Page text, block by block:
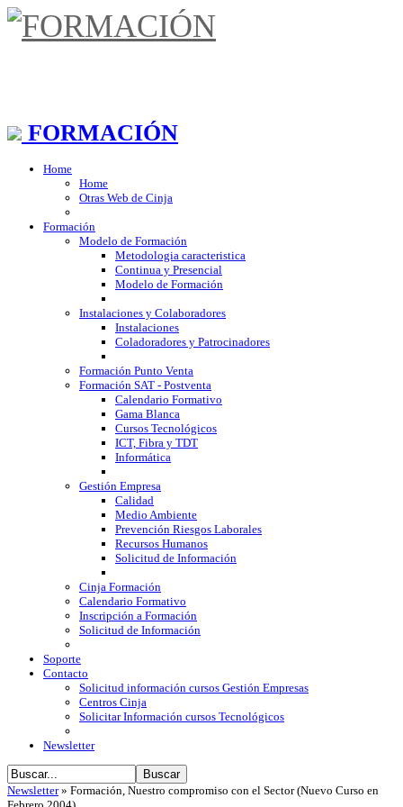
FORMACIÓN
Home
Home
Otras Web de Cinja
Formación
Modelo de Formación
Metodologia caracteristica
Continua y Presencial
Modelo de Formación
Instalaciones y Colaboradores
Instalaciones
Coladoradores y Patrocinadores
Formación Punto Venta
Formación SAT - Postventa
Calendario Formativo
Gama Blanca
Cursos Tecnológicos
ICT, Fibra y TDT
Informática
Gestión Empresa
Calidad
Medio Ambiente
Prevención Riesgos Laborales
Recursos Humanos
Solicitud de Información
Cinja Formación
Calendario Formativo
Inscripción a Formación
Solicitud de Información
Soporte
Contacto
Solicitud información cursos Gestión Empresas
Centros Cinja
Solicitar Información cursos Tecnológicos
Newsletter
Newsletter» Formación, Nuestro compromiso con el Sector (Nuevo Curso en